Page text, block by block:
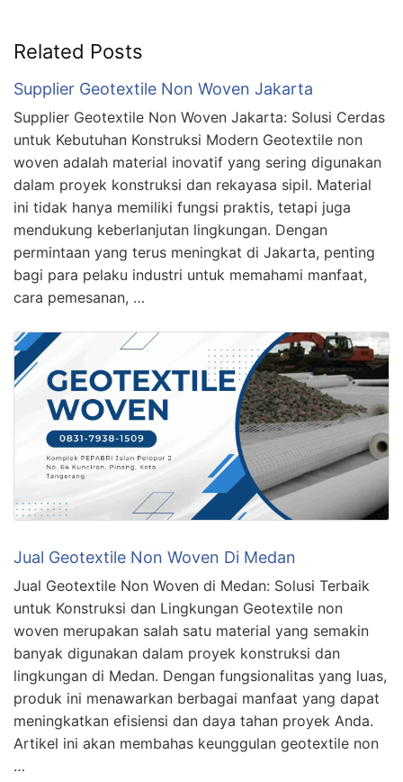
Related Posts
Supplier Geotextile Non Woven Jakarta
Supplier Geotextile Non Woven Jakarta: Solusi Cerdas
untuk Kebutuhan Konstruksi Modern Geotextile non
woven adalah material inovatif yang sering digunakan
dalam proyek konstruksi dan rekayasa sipil. Material
ini tidak hanya memiliki fungsi praktis, tetapi juga
mendukung keberlanjutan lingkungan. Dengan
permintaan yang terus meningkat di Jakarta, penting
bagi para pelaku industri untuk memahami manfaat,
cara pemesanan, …
Jual Geotextile Non Woven Di Medan
Jual Geotextile Non Woven di Medan: Solusi Terbaik
untuk Konstruksi dan Lingkungan Geotextile non
woven merupakan salah satu material yang semakin
banyak digunakan dalam proyek konstruksi dan
lingkungan di Medan. Dengan fungsionalitas yang luas,
produk ini menawarkan berbagai manfaat yang dapat
meningkatkan efisiensi dan daya tahan proyek Anda.
Artikel ini akan membahas keunggulan geotextile non
…